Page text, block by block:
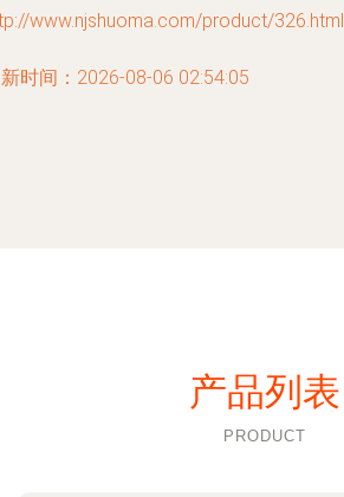
www.njshuoma.com/product/326.html
时间：2026-08-06 02:54:05
产品列表
PRODUCT